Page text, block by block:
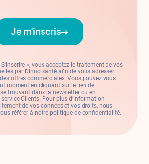
Je m'inscris
», vous acceptez le traitement de vos
par Dinno santé afin de vous adresser
offres commerciales. Vous pouvez vous
moment en cliquant sur le lien de
trouvant dans la newsletter ou en
Clients. Pour plus d’information
de vos données et vos droits, nous
référer à notre politique de confidentialité.